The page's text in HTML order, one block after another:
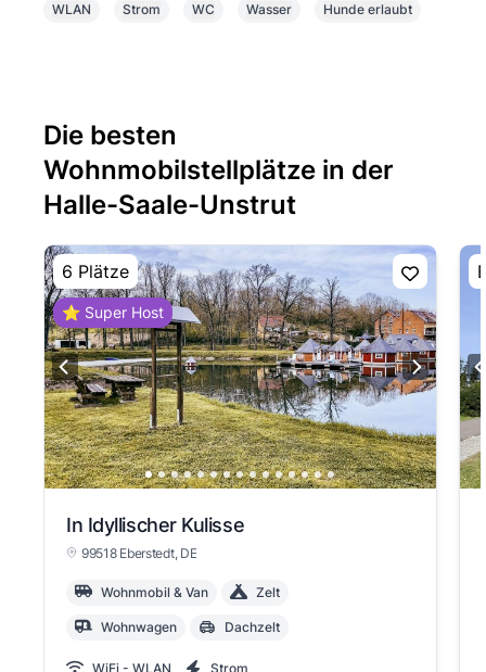
WLAN
Strom WC Wasser Hunde erlaubt
Die besten
Wohnmobilstellplätze in der
Halle-Saale-Unstrut
6 Plätze
⭐ Super Host
In Idyllischer Kulisse
99518 Eberstedt, DE
Wohnmobil & Van Zelt
Wohnwagen Dachzelt
WiFi - WLAN
Strom